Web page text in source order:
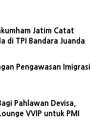
Jatim Catat
di TPI Bandara Juanda
Pengawasan Imigrasi
Pahlawan Devisa,
VVIP untuk PMI